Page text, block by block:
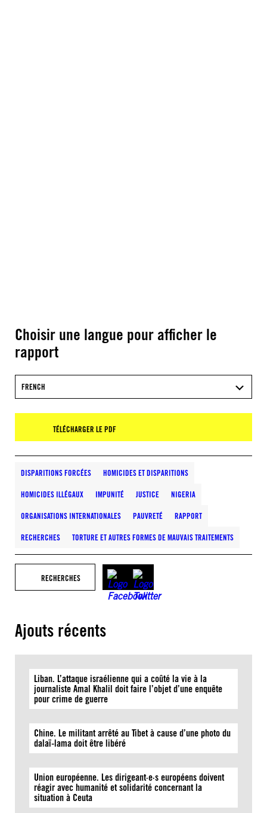
Choisir une langue pour afficher le
rapport
FRENCH
TÉLÉCHARGER LE PDF
DISPARITIONS FORCÉES HOMICIDES ET DISPARITIONS
HOMICIDES ILLÉGAUX IMPUNITÉ JUSTICE NIGERIA
ORGANISATIONS INTERNATIONALES PAUVRETÉ RAPPORT
RECHERCHES TORTURE ET AUTRES FORMES DE MAUVAIS TRAITEMENTS
RECHERCHES
Ajouts récents
Liban. L’attaque israélienne qui a coûté la vie à la
journaliste Amal Khalil doit faire l’objet d’une enquête
pour crime de guerre
Chine. Le militant arrêté au Tibet à cause d’une photo du
dalaï-lama doit être libéré
Union européenne. Les dirigeant·e·s européens doivent
réagir avec humanité et solidarité concernant la
situation à Ceuta